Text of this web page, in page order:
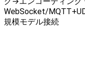
WebSocket/
規模モデル接続